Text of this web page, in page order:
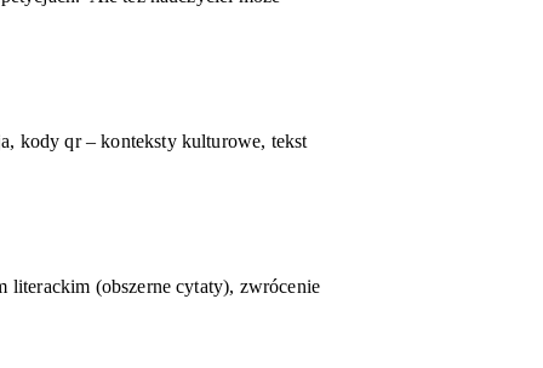
kody qr– konteksty kulturowe, tekst
literackim (obszerne cytaty), zwrócenie